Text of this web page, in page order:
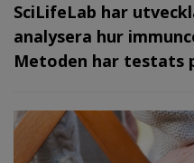
SciLifeLab har
analysera hur
Metoden har testats